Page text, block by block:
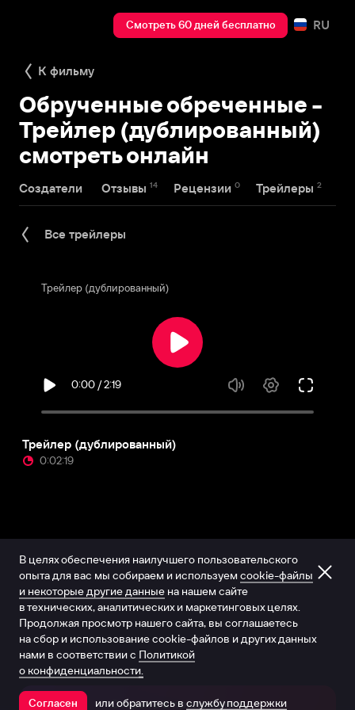
Смотреть 60 дней бесплатно RU
К фильму
Обрученные обреченные -
Трейлер (дублированный)
смотреть онлайн
Создатели Отзывы 14 Рецензии 0 Трейлеры 2
Все трейлеры
Трейлер (дублированный)
0:02:19
Открыть в приложении
В целях обеспечения наилучшего пользовательского
опыта для вас мы собираем и используем cookie-файлы
и некоторые другие данные на нашем сайте
в технических, аналитических и маркетинговых целях.
Продолжая просмотр нашего сайта, вы соглашаетесь
на сбор и использование cookie-файлов и других данных
нами в соответствии с Политикой
о конфиденциальности.
Согласен или обратитесь в службу поддержки